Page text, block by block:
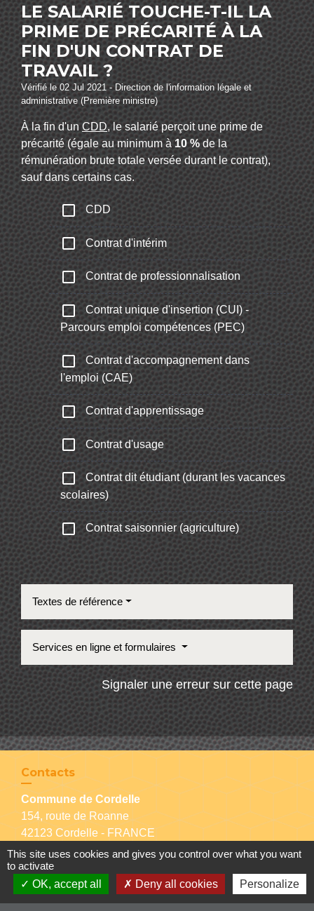
LE SALARIÉ TOUCHE-T-IL LA
PRIME DE PRÉCARITÉ À LA
FIN D'UN CONTRAT DE
TRAVAIL ?
Vérifié le 02 Jul 2021 - Direction de l'information légale et
administrative (Première ministre)
À la fin d'un CDD, le salarié perçoit une prime de
précarité (égale au minimum à10 %de la
rémunération brute totale versée durant le contrat),
sauf dans certains cas.
check_box_outline_blank CDD
check_box_outline_blank Contrat d'intérim
check_box_outline_blank Contrat de professionnalisation
check_box_outline_blank
Contrat unique d'insertion (CUI) -
Parcours emploi compétences (PEC)
check_box_outline_blank
Contrat d'accompagnement dans
l'emploi (CAE)
check_box_outline_blank Contrat d'apprentissage
check_box_outline_blank Contrat d'usage
check_box_outline_blank Contrat dit étudiant (durant les vacances
scolaires)
check_box_outline_blank Contrat saisonnier (agriculture)
Textes de référence
Services en ligne et formulaires
Signaler une erreur sur cette page
Contacts
Commune de Cordelle
154, route de Roanne
42123 Cordelle - FRANCE
+33 4 77 64 90 12
Contact par formulaire
This site uses cookies and gives you control over what you want
to activate
OK, accept all
Deny all cookies Personalize